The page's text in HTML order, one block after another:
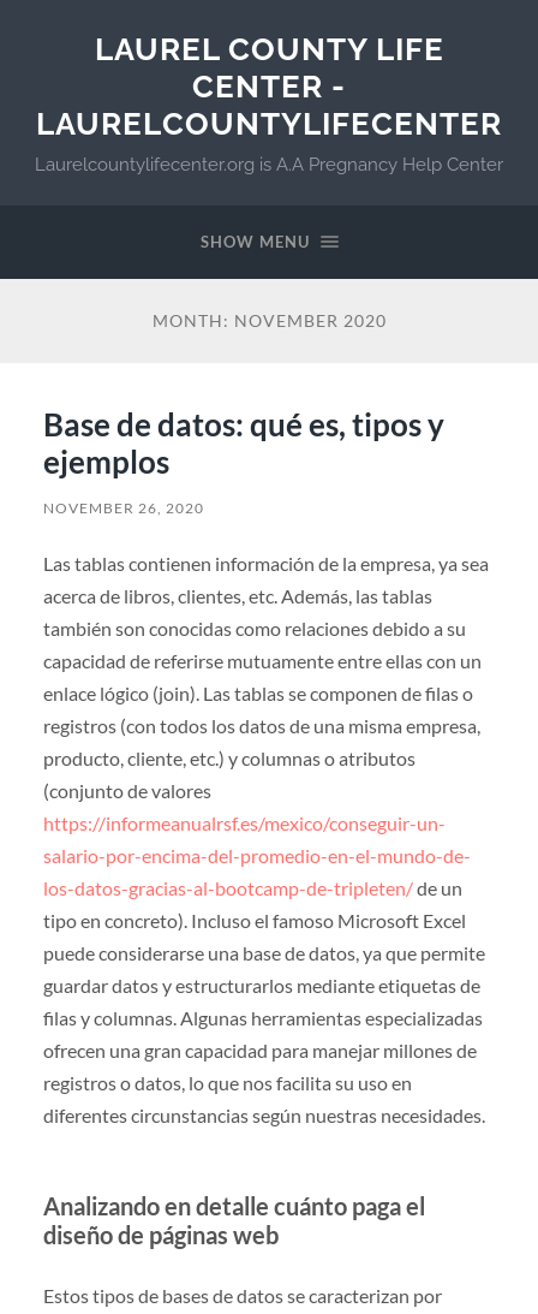
LAUREL COUNTY LIFE
CENTER -
LAURELCOUNTYLIFECENTER
Laurelcountylifecenter.org is A.A Pregnancy Help Center
SHOW MENU
MONTH: NOVEMBER 2020
Base de datos: qué es, tipos y
ejemplos
NOVEMBER 26, 2020
Las tablas contienen información de la empresa, ya sea
acerca de libros, clientes, etc. Además, las tablas
también son conocidas como relaciones debido a su
capacidad de referirse mutuamente entre ellas con un
enlace lógico (join). Las tablas se componen de filas o
registros (con todos los datos de una misma empresa,
producto, cliente, etc.) y columnas o atributos
(conjunto de valores
https://informeanualrsf.es/mexico/conseguir-un-
salario-por-encima-del-promedio-en-el-mundo-de-
los-datos-gracias-al-bootcamp-de-tripleten/de un
tipo en concreto). Incluso el famoso Microsoft Excel
puede considerarse una base de datos, ya que permite
guardar datos y estructurarlos mediante etiquetas de
filas y columnas. Algunas herramientas especializadas
ofrecen una gran capacidad para manejar millones de
registros o datos, lo que nos facilita su uso en
diferentes circunstancias según nuestras necesidades.
Analizando en detalle cuánto paga el
diseño de páginas web
Estos tipos de bases de datos se caracterizan por